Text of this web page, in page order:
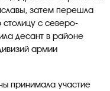
затем перешла
с северо-
десант в районе
армии
принимала участие